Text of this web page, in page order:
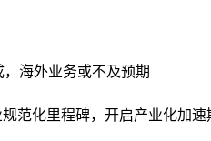
海外业务或不及预期
范化里程碑，开启产业化加速